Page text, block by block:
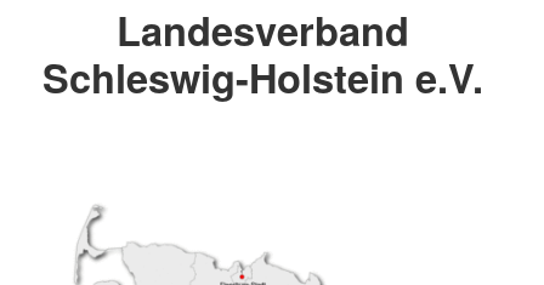
Landesverband
Schleswig-Holstein e.V.